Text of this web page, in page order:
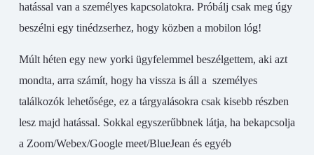
hatással van a személyes kapcsolatokra. Próbálj csak meg úgy
beszélni egy tinédzserhez, hogy közben a mobilon lóg!
Múlt héten egy new yorki ügyfelemmel beszélgettem, aki azt
mondta, arra számít, hogy ha vissza is áll a személyes
találkozók lehetősége, ez a tárgyalásokra csak kisebb részben
lesz majd hatással. Sokkal egyszerűbbnek látja, ha bekapcsolja
a Zoom/Webex/Google meet/BlueJean és egyéb